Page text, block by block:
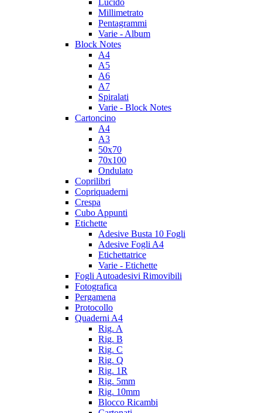
Lucido
Millimetrato
Pentagrammi
Varie - Album
Block Notes
A4
A5
A6
A7
Spiralati
Varie - Block Notes
Cartoncino
A4
A3
50x70
70x100
Ondulato
Coprilibri
Copriquaderni
Crespa
Cubo Appunti
Etichette
Adesive Busta 10 Fogli
Adesive Fogli A4
Etichettatrice
Varie - Etichette
Fogli Autoadesivi Rimovibili
Fotografica
Pergamena
Protocollo
Quaderni A4
Rig. A
Rig. B
Rig. C
Rig. Q
Rig. 1R
Rig. 5mm
Rig. 10mm
Blocco Ricambi